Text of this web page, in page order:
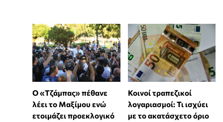
Ο «Τζάμπας» πέθανε
λέει το Μαξίμου ενώ
ετοιμάζει προεκλογικό
Κοινοί τραπεζικοί
λογαριασμοί: Τι ισχύει
με το ακατάσχετο όριο